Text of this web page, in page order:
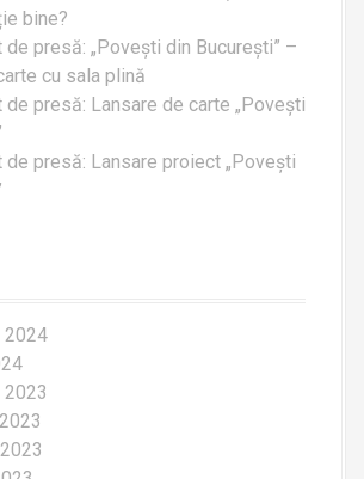
bine?
de presă: „Povești din București” –
cu sala plină
de presă: Lansare de carte „Povești
de presă: Lansare proiect „Povești
2024